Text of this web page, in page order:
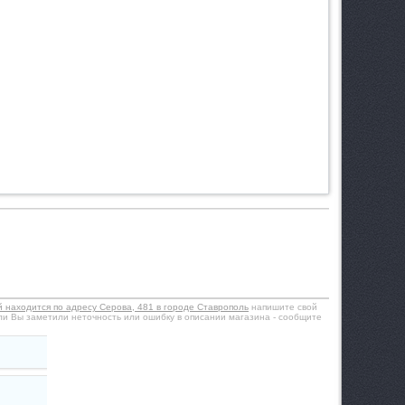
по адресу Серова, 481 в городе Ставрополь напишите свой
Вы заметили неточность или ошибку в описании магазина - сообщите